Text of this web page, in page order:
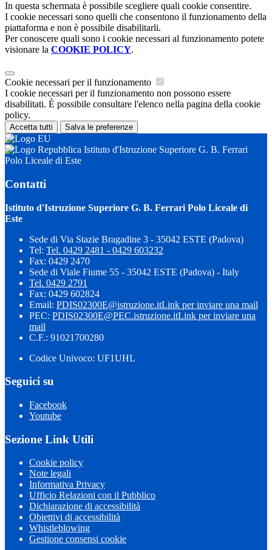
In questa schermata è possibile scegliere quali cookie consentire.
I cookie necessari sono quelli che consentono il funzionamento della
piattaforma e non è possibile disabilitarli.
Per conoscere quali sono i cookie necessari al funzionamento potete
visionare la COOKIE POLICY.
Cookie necessari per il funzionamento
I cookie necessari per il funzionamento non possono essere
disabilitati. È possibile consultare l'elenco nella pagina della cookie
policy.
Accetta tutti Salva le preferenze
Istituto d'Istruzione Superiore G. B. Ferrari
Polo Liceale di Este
Contatti
Istituto d'Istruzione Superiore G. B. Ferrari Polo Liceale di
Este
Sede di Via Stazie Bragadine 3 - 35042 ESTE (Padova)
Tel: Tel. 0429 2481 - 0429 603232
Fax: 0429 2470
Sede di Viale Fiume 55 - 35042 ESTE (Padova) - Italy
Tel. 0429 2791
Fax: 0429 602824
Email: PDIS02300E@istruzione.itLink per inviare una mail
PEC: PDIS02300E@PEC.istruzione.itLink per inviare una
mail
C.F.: 91021700280
Codice Univoco: UF1UHL
Seguici su
Facebook
Youtube
Sezione Link Utili
Cookie policy
Note legali
Informativa Privacy
Ufficio Relazioni con il Pubblico
Dichiarazione di accessibilità
Obiettivi di accessibilità
Whistleblowing
Gestione consensi cookie